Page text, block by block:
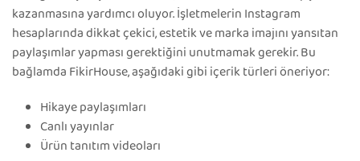
kazanmasına yardımcı oluyor. İşletmelerin Instagram
hesaplarında dikkat çekici, estetik ve marka imajını yansıtan
paylaşımlar yapması gerektiğini unutmamak gerekir. Bu
bağlamda FikirHouse, aşağıdaki gibi içerik türleri öneriyor:
Hikaye paylaşımları
Canlı yayınlar
Ürün tanıtım videoları